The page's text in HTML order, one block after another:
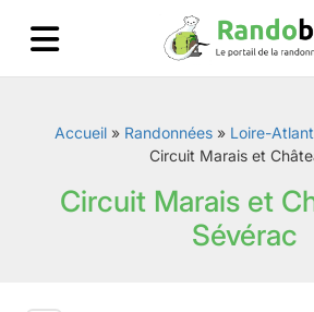
Accueil » Randonnées » Loire-
Circuit Marais et
Circuit Marais et
Sévérac